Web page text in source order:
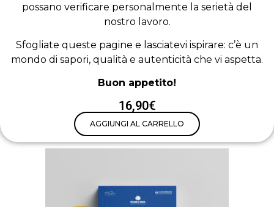
possano verificare personalmente la serietà del
nostro lavoro.
Sfogliate queste pagine e lasciatevi ispirare: c’è un
mondo di sapori, qualità e autenticità che vi aspetta.
Buon appetito!
16,90€
AGGIUNGI AL CARRELLO